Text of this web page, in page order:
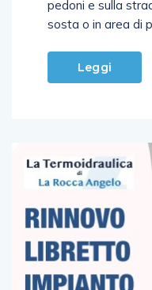
pedoni e sulla
sosta o in area di
Leggi